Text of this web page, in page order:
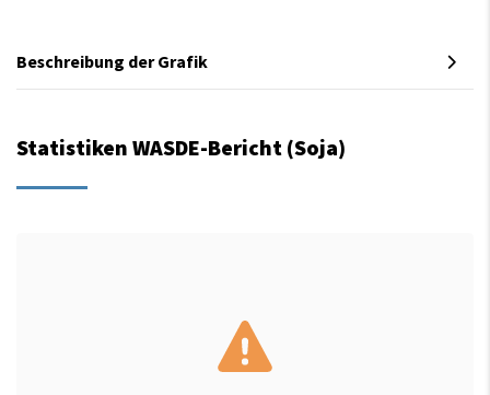
Beschreibung der Grafik
Statistiken WASDE-Bericht (Soja)